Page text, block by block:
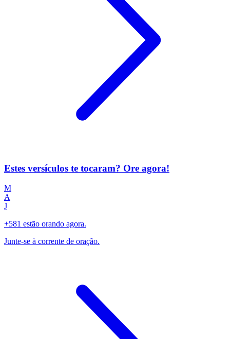
Estes versículos te tocaram? Ore agora!
M
A
J
+581 estão orando agora.
Junte-se à corrente de oração.